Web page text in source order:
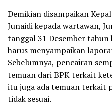
Demikian disampaikan
Junaidi kepada wartawan,
tanggal 31 Desember
harus menyampaikan
Sebelumnya, pencairan
temuan dari BPK terkait
itu juga ada temuan terkait
tidak sesuai.